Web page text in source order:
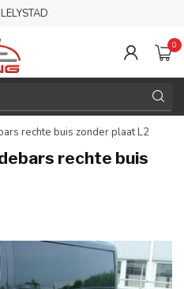
0
rechte buis zonder plaat L2
rechte buis